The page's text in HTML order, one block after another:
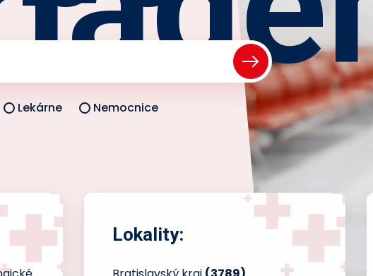
Lekárne Nemocnice
Lokality: